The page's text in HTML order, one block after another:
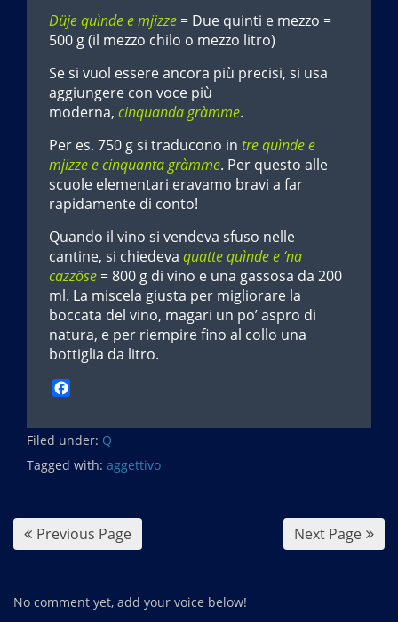
Düje quìnde e mjizze = Due quinti e mezzo =
500 g (il mezzo chilo o mezzo litro)
Se si vuol essere ancora più precisi, si usa
aggiungere con voce più
moderna, cinquanda gràmme.
Per es. 750 g si traducono in tre quìnde e
mjizze e cinquanta gràmme. Per questo alle
scuole elementari eravamo bravi a far
rapidamente di conto!
Quando il vino si vendeva sfuso nelle
cantine, si chiedeva quatte quìnde e ‘na
cazzöse = 800 g di vino e una gassosa da 200
ml. La miscela giusta per migliorare la
boccata del vino, magari un po’ aspro di
natura, e per riempire fino al collo una
bottiglia da litro.
c
e
b
Filed under: Q
Tagged with: aggettivo
Previous Page Next Page
No comment yet, add your voice below!